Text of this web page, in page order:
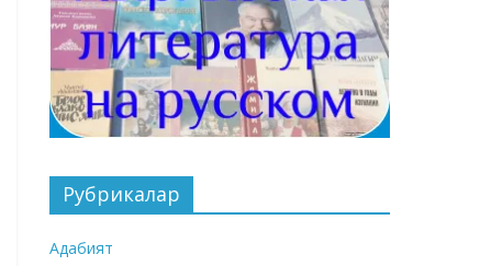
Рубрикалар
Адабият